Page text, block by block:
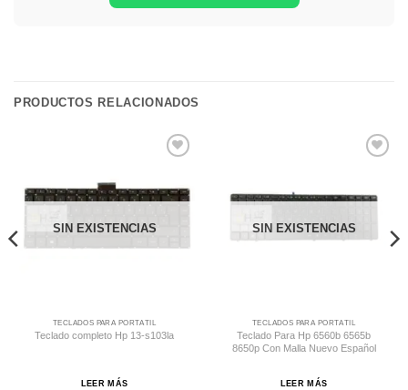
PRODUCTOS RELACIONADOS
SIN EXISTENCIAS
TECLADOS PARA PORTÁTIL
Teclado completo Hp 13-s103la
LEER MÁS
SIN EXISTENCIAS
TECLADOS PARA PORTÁTIL
Teclado Para Hp 6560b 6565b
8650p Con Malla Nuevo Español
LEER MÁS